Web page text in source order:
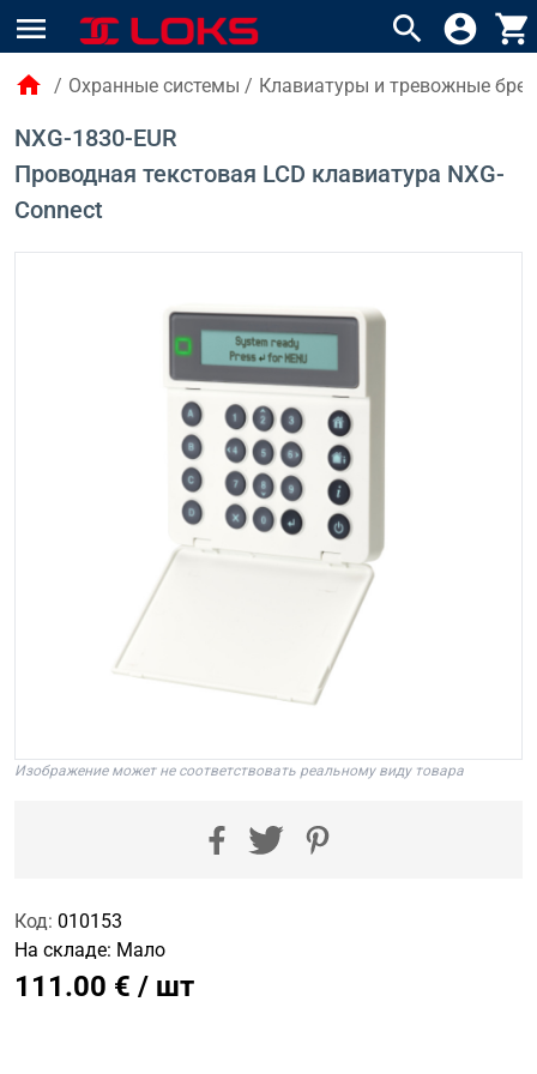
menu search account_circle shopping_cart
home / Охранные системы / Клавиатуры и тревожные
NXG-1830-EUR
Проводная текстовая LCD клавиатура NXG-
Connect
Изображение может не соответствовать реальному виду товара
Код: 010153
На складе: Мало
111.00 € / шт